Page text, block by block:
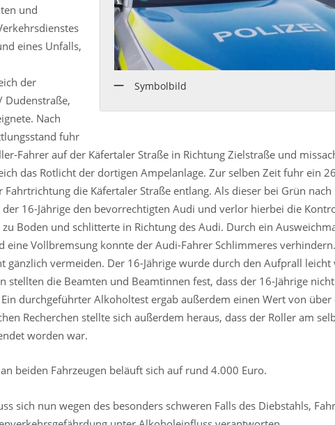
Symbolbild
und
eines Unfalls,
der
Dudenstraße,
Nach
fuhr
Fahrer auf der Käfertaler Straße in Richtung Zielstraße und
das Rotlicht der dortigen Ampelanlage. Zur selben Zeit fuhr ein
Fahrtrichtung die Käfertaler Straße entlang. Als dieser bei Grün
16-Jährige den bevorrechtigten Audi und verlor hierbei die
zu Boden und schlitterte in Richtung des Audi. Durch ein
eine Vollbremsung konnte der Audi-Fahrer Schlimmeres
gänzlich vermeiden. Der 16-Jährige wurde durch den Aufprall
stellten die Beamten und Beamtinnen fest, dass der 16-Jährige
durchgeführter Alkoholtest ergab außerdem einen Wert von
Recherchen stellte sich außerdem heraus, dass der Roller am
worden war.
beiden Fahrzeugen beläuft sich auf rund 4.000 Euro.
sich nun wegen des besonders schweren Falls des Diebstahls,